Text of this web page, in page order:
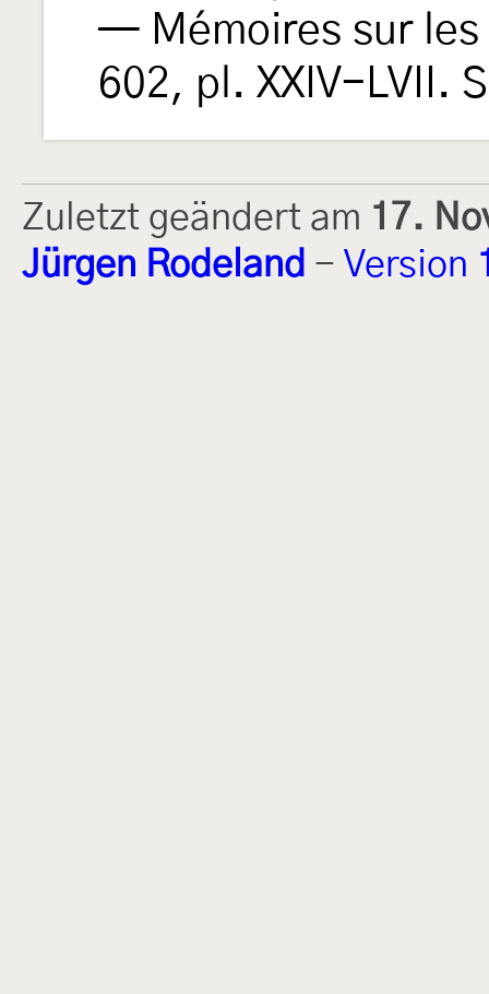
— Mémoires sur
602, pl. XXIV-LVII.
Zuletzt geändert am 17.
Jürgen Rodeland - Version